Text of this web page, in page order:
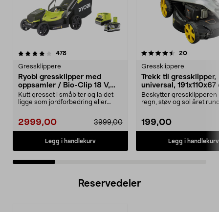
478anmeldelser
Gressklippere
Ryobi gressklipper med
oppsamler / Bio-Clip 18 V,
RLM18X33B50
Kutt gresset i småbiter og la det
ligge som jordforbedring eller
2999,00 3999,00
Legg i handlekurv
4.5 av 5 stjerner 20
Gressklippere
Trekk til gressklipper,
universal, 191x110x67
Beskytter gressklipperen
regn, støv og sol året
199,00
Legg i handlekurv
4.0 av 5 stjerner
Reservedeler